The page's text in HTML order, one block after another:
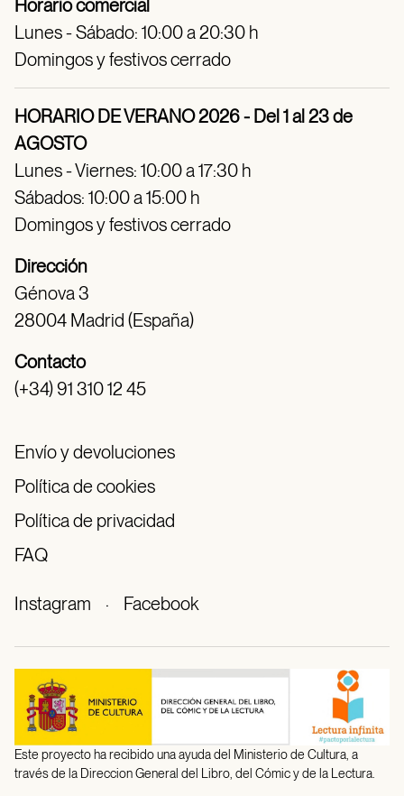
Horario comercial
Lunes - Sábado: 10:00 a 20:30 h
Domingos y festivos cerrado
HORARIO DE VERANO 2026 - Del 1 al 23 de
AGOSTO
Lunes - Viernes: 10:00 a 17:30 h
Sábados: 10:00 a 15:00 h
Domingos y festivos cerrado
Dirección
Génova 3
28004 Madrid (España)
Contacto
(+34) 91 310 12 45
Envío y devoluciones
Política de cookies
Política de privacidad
FAQ
Instagram · Facebook
Este proyecto ha recibido una ayuda del Ministerio de Cultura, a
través de la Direccion General del Libro, del Cómic y de la Lectura.